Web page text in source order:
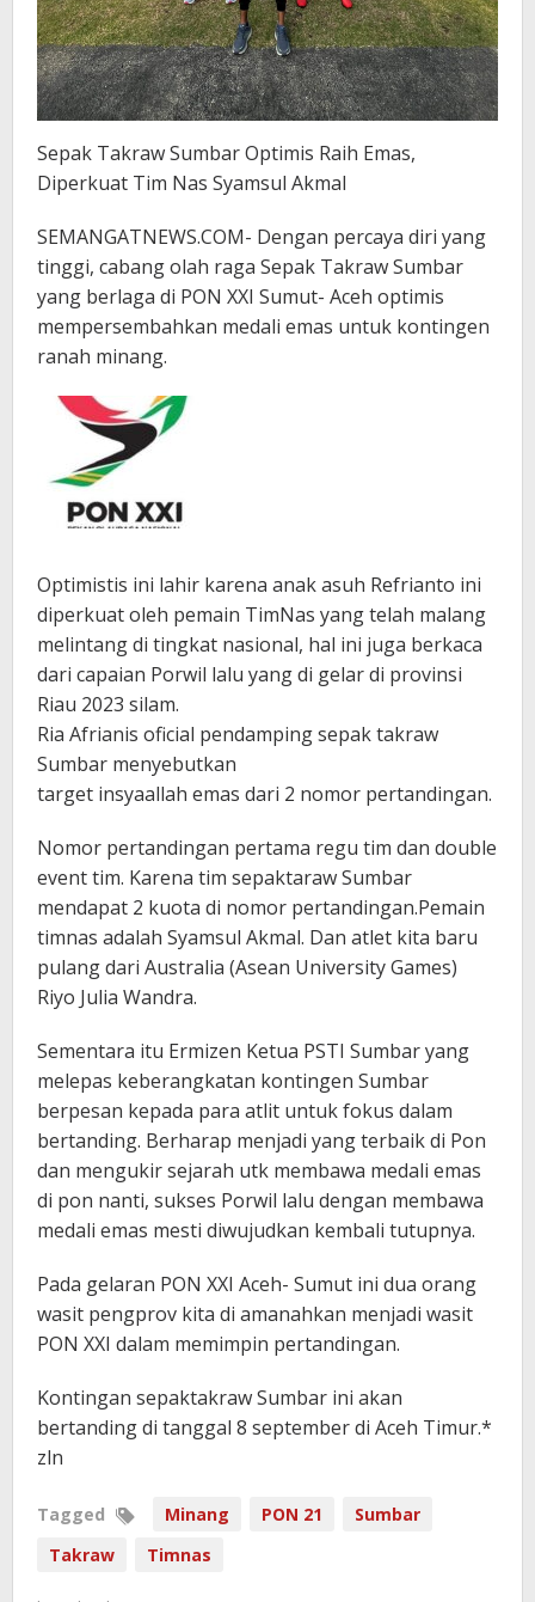
Sepak Takraw Sumbar Optimis Raih Emas,
Diperkuat Tim Nas Syamsul Akmal
SEMANGATNEWS.COM- Dengan percaya diri yang
tinggi, cabang olah raga Sepak Takraw Sumbar
yang berlaga di PON XXI Sumut- Aceh optimis
mempersembahkan medali emas untuk kontingen
ranah minang.
Optimistis ini lahir karena anak asuh Refrianto ini
diperkuat oleh pemain TimNas yang telah malang
melintang di tingkat nasional, hal ini juga berkaca
dari capaian Porwil lalu yang di gelar di provinsi
Riau 2023 silam.
Ria Afrianis oficial pendamping sepak takraw
Sumbar menyebutkan
target insyaallah emas dari 2 nomor pertandingan.
Nomor pertandingan pertama regu tim dan double
event tim. Karena tim sepaktaraw Sumbar
mendapat 2 kuota di nomor pertandingan.Pemain
timnas adalah Syamsul Akmal. Dan atlet kita baru
pulang dari Australia (Asean University Games)
Riyo Julia Wandra.
Sementara itu Ermizen Ketua PSTI Sumbar yang
melepas keberangkatan kontingen Sumbar
berpesan kepada para atlit untuk fokus dalam
bertanding. Berharap menjadi yang terbaik di Pon
dan mengukir sejarah utk membawa medali emas
di pon nanti, sukses Porwil lalu dengan membawa
medali emas mesti diwujudkan kembali tutupnya.
Pada gelaran PON XXI Aceh- Sumut ini dua orang
wasit pengprov kita di amanahkan menjadi wasit
PON XXI dalam memimpin pertandingan.
Kontingan sepaktakraw Sumbar ini akan
bertanding di tanggal 8 september di Aceh Timur.*
zln
Tagged Minang PON 21
Sumbar
Takraw
Timnas